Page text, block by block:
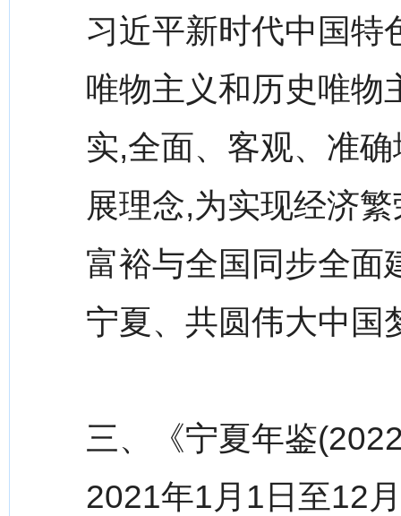
习近平新时代中国特
唯物主义和历史唯物
实,全面、客观、准
展理念,为实现经济
富裕与全国同步全面
宁夏、共圆伟大中国
三、《宁夏年鉴
2021年1月1日至12